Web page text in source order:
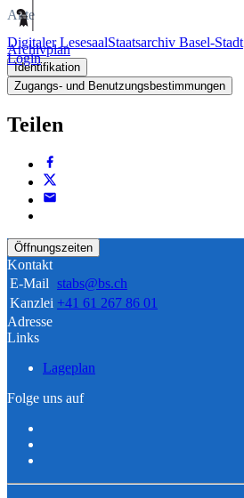
Digitaler LesesaalStaatsarchiv Basel-Stadt
Login
Akte
Archivplan
Identifikation
Zugangs- und Benutzungsbestimmungen
Teilen
Öffnungszeiten
Kontakt
E-Mail stabs@bs.ch
Kanzlei +41 61 267 86 01
Adresse
Links
Lageplan
Folge uns auf